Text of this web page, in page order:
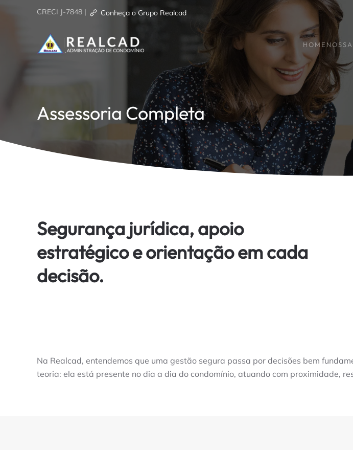
CRECI J-7848 | Conheça o Grupo Realcad
HOME
Assessoria Completa
Segurança jurídica, apoio
estratégico e orientação em cada
decisão.
Na Realcad, entendemos que uma gestão segura passa por decisões bem
teoria: ela está presente no dia a dia do condomínio, atuando com proximidade,